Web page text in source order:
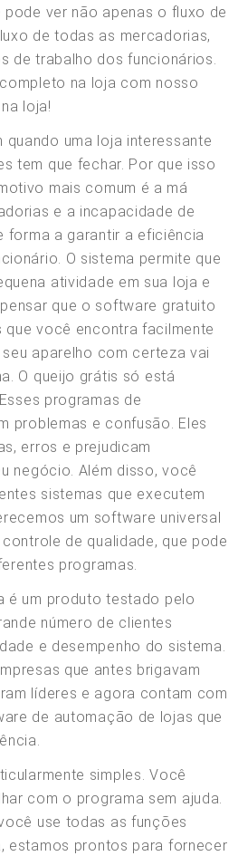
ver não apenas o fluxo de
de todas as mercadorias,
de trabalho dos funcionários.
na loja com nosso
loja!
quando uma loja interessante
tem que fechar. Por que isso
mais comum é a má
e a incapacidade de
forma a garantir a eficiência
O sistema permite que
atividade em sua loja e
que o software gratuito
você encontra facilmente
aparelho com certeza vai
O queijo grátis só está
programas de
problemas e confusão. Eles
erros e prejudicam
negócio. Além disso, você
sistemas que executem
um software universal
de qualidade, que pode
programas.
é um produto testado pelo
número de clientes
e desempenho do sistema.
que antes brigavam
líderes e agora contam com
de automação de lojas que
simples. Você
com o programa sem ajuda.
use todas as funções
estamos prontos para fornecer